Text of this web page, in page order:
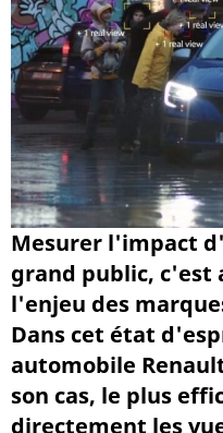
Mesurer l'impact
grand public,
l'enjeu des
Dans cet état
automobile
son cas, le plus
directement les